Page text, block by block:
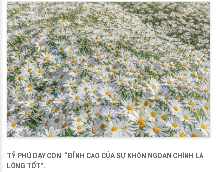
TỶ PHÚ DẠY CON: “ĐỈNH САО CỦA SỰ KHÔN NGOAN CHÍNH LÀ
LÒNG TỐT”.